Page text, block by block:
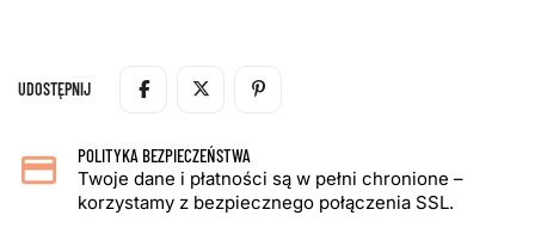
UDOSTĘPNIJ
POLITYKA BEZPIECZEŃSTWA
Twoje dane i płatności są w pełni chronione –
korzystamy z bezpiecznego połączenia SSL.